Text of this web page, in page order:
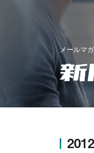
メールマ